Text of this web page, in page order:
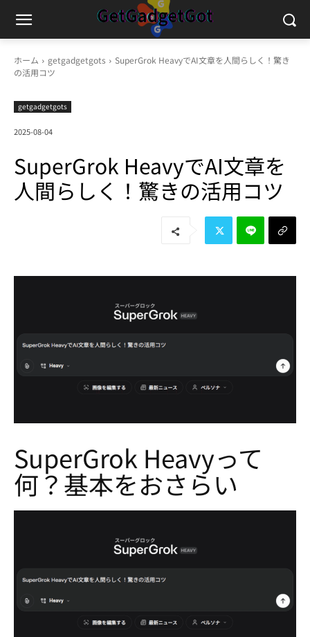
ホーム getgadgetgots
SuperGrok HeavyでAI文章を人間らしく！驚き
の活用コツ
getgadgetgots
2025-08-04
SuperGrok HeavyでAI文章を
人間らしく！驚きの活用コツ
SuperGrok Heavyって
何？基本をおさらい